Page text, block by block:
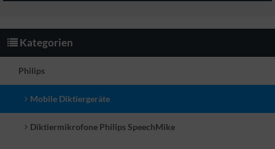
Produkte:
Kategorien
Philips
Mobile Diktiergeräte
Diktiermikrofone Philips SpeechMike